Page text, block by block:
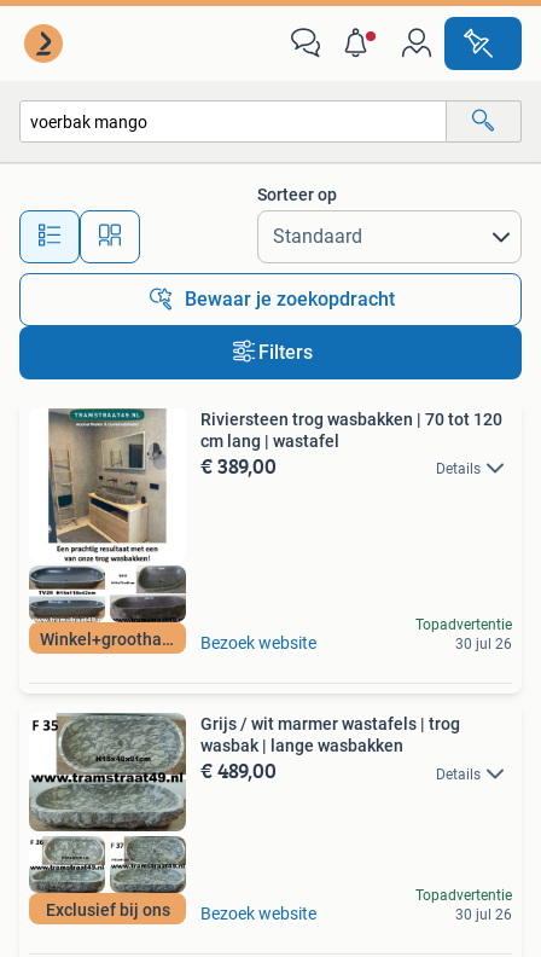
Alle afstanden…
Sorteer op
Bewaar je zoekopdracht
Filters
Winkel+groothandel
Riviersteen trog wasbakken | 70 tot 120
cm lang | wastafel
€ 389,00 Details
Bezoek website
Topadvertentie
30 jul 26
Exclusief bij ons
Grijs / wit marmer wastafels | trog
wasbak | lange wasbakken
€ 489,00 Details
Bezoek website
Topadvertentie
30 jul 26